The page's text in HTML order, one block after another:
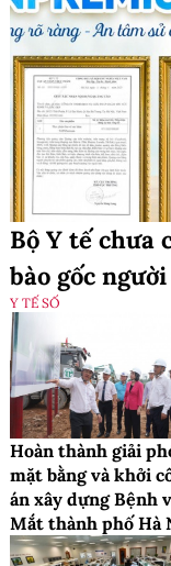
Bộ Y tế chưa
bào gốc người
Y TẾ SỐ
Hoàn thành giải
mặt bằng và khởi
án xây dựng Bệnh
Mắt thành phố Hà